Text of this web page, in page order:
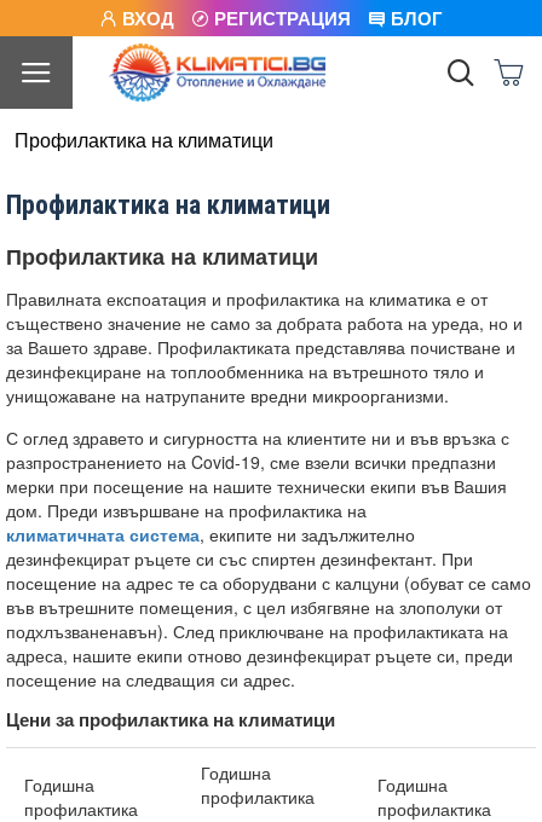
ВХОД РЕГИСТРАЦИЯ БЛОГ
Профилактика на климатици
Профилактика на климатици
Профилактика на климатици
Правилната експоатация и профилактика на климатика е от
съществено значение не само за добрата работа на уреда, но и
за Вашето здраве. Профилактиката представлява почистване и
дезинфекциране на топлообменника на вътрешното тяло и
унищожаване на натрупаните вредни микроорганизми.
С оглед здравето и сигурността на клиентите ни и във връзка с
разпространението на Covid-19, сме взели всички предпазни
мерки при посещение на нашите технически екипи във Вашия
дом. Преди извършване на профилактика на
климатичната система, екипите ни задължително
дезинфекцират ръцете си със спиртен дезинфектант. При
посещение на адрес те са оборудвани с калцуни (обуват се само
във вътрешните помещения, с цел избягвяне на злополуки от
подхлъзваненавън). След приключване на профилактиката на
адреса, нашите екипи отново дезинфекцират ръцете си, преди
посещение на следващия си адрес.
Цени за профилактика на климатици
Годишна
профилактика
Годишна
профилактика
Годишна
профилактика